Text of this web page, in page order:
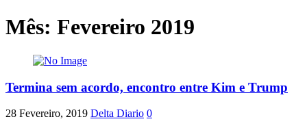
Mês: Fevereiro 2019
Termina sem acordo, encontro entre Kim e Trump
28 Fevereiro, 2019 Delta Diario 0